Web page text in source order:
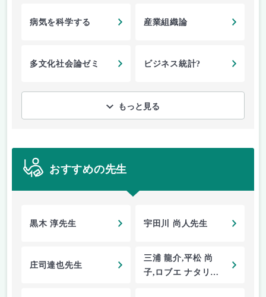
病気を科学する 産業組織論
多文化社会論ゼミ ビジネス統計?
もっと見る
おすすめの先生
黒木 淳先生 宇田川 尚人先生
庄司達也先生
三浦 龍介,平松 尚
子,ロブエ ナタリー